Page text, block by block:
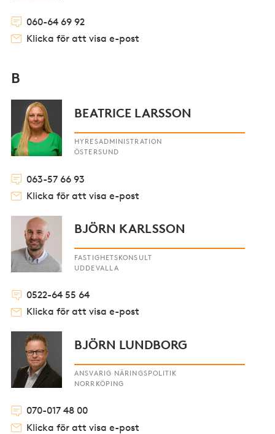
060-64 69 92
Klicka för att visa e-post
B
BEATRICE LARSSON
HYRESADMINISTRATION
ÖSTERSUND
063-57 66 93
Klicka för att visa e-post
BJÖRN KARLSSON
FASTIGHETSKONSULT
UDDEVALLA
0522-64 55 64
Klicka för att visa e-post
BJÖRN LUNDBORG
ANSVARIG NÄRINGSPOLITIK
NORRKÖPING
070-017 48 00
Klicka för att visa e-post